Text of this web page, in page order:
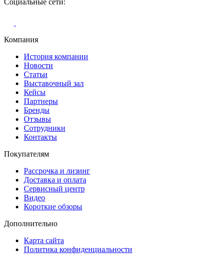
Компания
История компании
Новости
Статьи
Выставочный зал
Кейсы
Партнеры
Бренды
Отзывы
Сотрудники
Контакты
Покупателям
Рассрочка и лизинг
Доставка и оплата
Сервисный центр
Видео
Короткие обзоры
Дополнительно
Карта сайта
Политика конфиденциальности